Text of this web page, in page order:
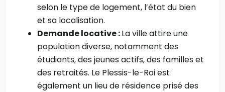
selon le type de logement, l’état du bien
et sa localisation.
Demande locative :La ville attire une
population diverse, notamment des
étudiants, des jeunes actifs, des familles et
des retraités. Le Plessis-le-Roi est
également un lieu de résidence prisé des